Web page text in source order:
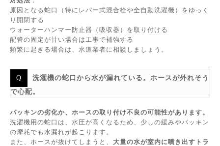
原因となる蛇口（特にレバー式混合栓や全自動洗濯機）をゆっく
り開閉する
ウォーターハンマー防止器（吸収器）を取り付ける
配管の固定が甘い場合は工事で補強する
頻繁に起きる場合は、水道業者に相談しましょう。
洗濯機の蛇口から水が漏れている。ホースが外れそう
で心配。
パッキンの劣化か、ホースの取り付け不良の可能性があります。
洗濯機用の蛇口は、水圧が高くなるため、少しの緩みやパッキン
の摩耗でも水漏れが起こります。
また、ホースが抜けてしまうと、 大量の水が室内に噴き出すトラ